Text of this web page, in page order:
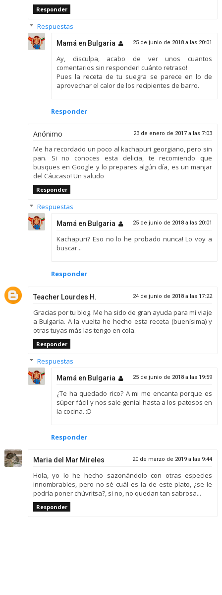
Responder
Respuestas
Mamá en Bulgaria 25 de junio de 2018 a las 20:01
Ay, disculpa, acabo de ver unos cuantos
comentarios sin responder! cuánto retraso!
Pues la receta de tu suegra se parece en lo de
aprovechar el calor de los recipientes de barro.
Responder
Anónimo 23 de enero de 2017 a las 7:03
Me ha recordado un poco al kachapuri georgiano, pero sin
pan. Si no conoces esta delicia, te recomiendo que
busques en Google y lo prepares algún día, es un manjar
del Cáucaso! Un saludo
Responder
Respuestas
Mamá en Bulgaria 25 de junio de 2018 a las 20:01
Kachapuri? Eso no lo he probado nunca! Lo voy a
buscar...
Responder
Teacher Lourdes H. 24 de junio de 2018 a las 17:22
Gracias por tu blog. Me ha sido de gran ayuda para mi viaje
a Bulgaria. A la vuelta he hecho esta receta (buenísima) y
otras tuyas más las tengo en cola.
Responder
Respuestas
Mamá en Bulgaria 25 de junio de 2018 a las 19:59
¿Te ha quedado rico? A mi me encanta porque es
súper fácil y nos sale genial hasta a los patosos en
la cocina. :D
Responder
Maria del Mar Mireles 20 de marzo de 2019 a las 9:44
Hola, yo lo he hecho sazonándolo con otras especies
innombrables, pero no sé cuál es la de este plato, ¿se le
podría poner chúvritsa?, si no, no quedan tan sabrosa...
Responder